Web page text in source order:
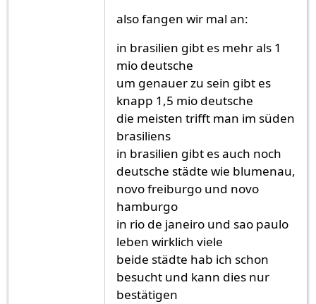
also fangen wir mal an:
in brasilien gibt es mehr als 1
mio deutsche
um genauer zu sein gibt es
knapp 1,5 mio deutsche
die meisten trifft man im süden
brasiliens
in brasilien gibt es auch noch
deutsche städte wie blumenau,
novo freiburgo und novo
hamburgo
in rio de janeiro und sao paulo
leben wirklich viele
beide städte hab ich schon
besucht und kann dies nur
bestätigen